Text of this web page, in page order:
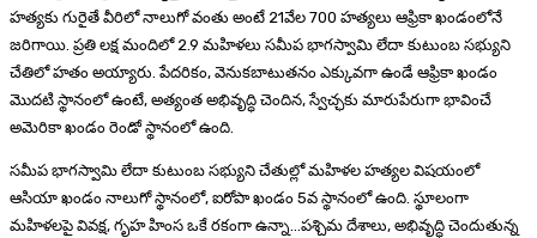
హత్యకు గురైతే వీరిలో నాలుగో వంతు అంటే 21వేల 700 హత్యలు ఆఫ్రికా ఖండంలోనే
జరిగాయి. ప్రతి లక్ష మందిలో 2.9 మహిళలు సమీప భాగస్వామి లేదా కుటుంబ సభ్యుని
చేతిలో హతం అయ్యారు. పేదరికం, వెనుకబాటుతనం ఎక్కువగా ఉండే ఆఫ్రికా ఖండం
మొదటి స్థానంలో ఉంటే, అత్యంత అభివృద్ధి చెందిన, స్వేచ్ఛకు మారుపేరుగా భావించే
అమెరికా ఖండం రెండో స్థానంలో ఉంది.
సమీప భాగస్వామి లేదా కుటుంబ సభ్యుని చేతుల్లో మహిళల హత్యల విషయంలో
ఆసియా ఖండం నాలుగో స్థానంలో, ఐరోపా ఖండం 5వ స్థానంలో ఉంది. స్థూలంగా
మహిళలపై వివక్ష, గృహ హింస ఒకే రకంగా ఉన్నా…పశ్చిమ దేశాలు, అభివృద్ధి చెందుతున్న